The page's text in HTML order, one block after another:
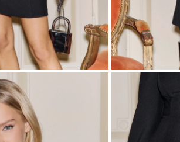
BOHO
SAISON / TISSU
VOIR TOUS
VOIR TOUS